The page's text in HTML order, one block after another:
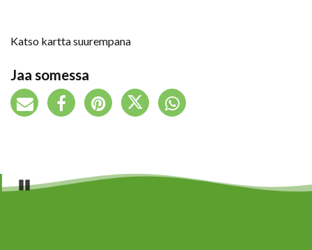
Katso kartta suurempana
Jaa somessa
Pause